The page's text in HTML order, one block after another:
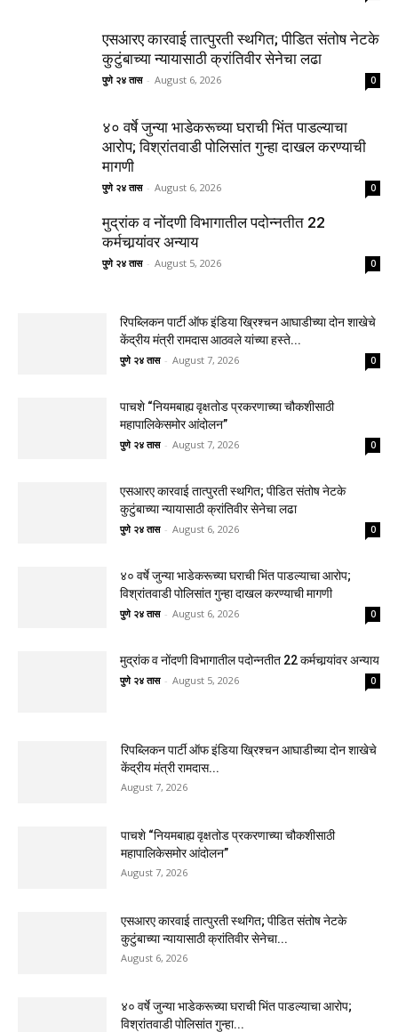
एसआरए कारवाई तात्पुरती स्थगित; पीडित संतोष नेटके
कुटुंबाच्या न्यायासाठी क्रांतिवीर सेनेचा लढा
पुणे २४ तास - August 6, 2026 0
४० वर्षे जुन्या भाडेकरूच्या घराची भिंत पाडल्याचा
आरोप; विश्रांतवाडी पोलिसांत गुन्हा दाखल करण्याची
मागणी
पुणे २४ तास - August 6, 2026 0
मुद्रांक व नोंदणी विभागातील पदोन्नतीत 22
कर्मचार्‍यांवर अन्याय
पुणे २४ तास - August 5, 2026 0
रिपब्लिकन पार्टी ऑफ इंडिया ख्रिश्चन आघाडीच्या दोन शाखेचे
केंद्रीय मंत्री रामदास आठवले यांच्या हस्ते...
पुणे २४ तास - August 7, 2026 0
पाचशे “नियमबाह्य वृक्षतोड प्रकरणाच्या चौकशीसाठी
महापालिकेसमोर आंदोलन”
पुणे २४ तास - August 7, 2026 0
एसआरए कारवाई तात्पुरती स्थगित; पीडित संतोष नेटके
कुटुंबाच्या न्यायासाठी क्रांतिवीर सेनेचा लढा
पुणे २४ तास - August 6, 2026 0
४० वर्षे जुन्या भाडेकरूच्या घराची भिंत पाडल्याचा आरोप;
विश्रांतवाडी पोलिसांत गुन्हा दाखल करण्याची मागणी
पुणे २४ तास - August 6, 2026 0
मुद्रांक व नोंदणी विभागातील पदोन्नतीत 22 कर्मचार्‍यांवर अन्याय
पुणे २४ तास - August 5, 2026 0
रिपब्लिकन पार्टी ऑफ इंडिया ख्रिश्चन आघाडीच्या दोन शाखेचे
केंद्रीय मंत्री रामदास...
August 7, 2026
पाचशे “नियमबाह्य वृक्षतोड प्रकरणाच्या चौकशीसाठी
महापालिकेसमोर आंदोलन”
August 7, 2026
एसआरए कारवाई तात्पुरती स्थगित; पीडित संतोष नेटके
कुटुंबाच्या न्यायासाठी क्रांतिवीर सेनेचा...
August 6, 2026
४० वर्षे जुन्या भाडेकरूच्या घराची भिंत पाडल्याचा आरोप;
विश्रांतवाडी पोलिसांत गुन्हा...